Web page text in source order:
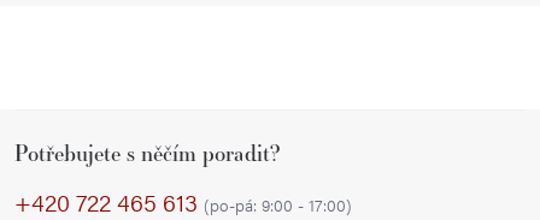
Potřebujete s něčím poradit?
+420 722 465 613 (po-pá: 9:00 - 17:00)